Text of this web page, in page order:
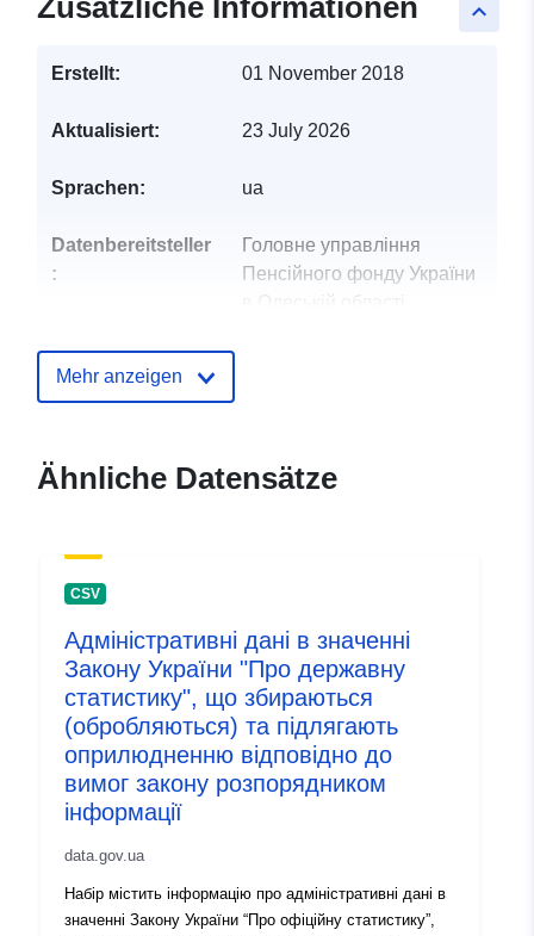
keyboard_arrow_up
Zusätzliche Informationen
Erstellt: 01 November 2018
Aktualisiert: 23 July 2026
Sprachen: ua
Datenbereitsteller
:
Головне управління
Пенсійного фонду України
Kontaktmöglichk
Identifikatoren:
4d635e1e-5595-4560-bb34-
50077dac01e4
uriRef:
http://data.europa.eu/88u/dataset/
5595-4560-bb34-50077dac01e4
Mehr anzeigen
Ähnliche Datensätze
CSV
Адміністративні дані в значенні
Закону України "Про державну
статистику", що збираються
(обробляються) та підлягають
оприлюдненню відповідно до
вимог закону розпорядником
інформації
data.gov.ua
Набір містить інформацію про адміністративні дані в
значенні Закону України “Про офіційну статистику”,